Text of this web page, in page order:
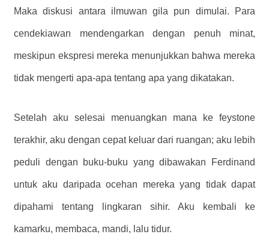
Maka diskusi antara ilmuwan gila pun dimulai. Para
cendekiawan mendengarkan dengan penuh minat,
meskipun ekspresi mereka menunjukkan bahwa mereka
tidak mengerti apa-apa tentang apa yang dikatakan.
Setelah aku selesai menuangkan mana ke feystone
terakhir, aku dengan cepat keluar dari ruangan; aku lebih
peduli dengan buku-buku yang dibawakan Ferdinand
untuk aku daripada ocehan mereka yang tidak dapat
dipahami tentang lingkaran sihir. Aku kembali ke
kamarku, membaca, mandi, lalu tidur.